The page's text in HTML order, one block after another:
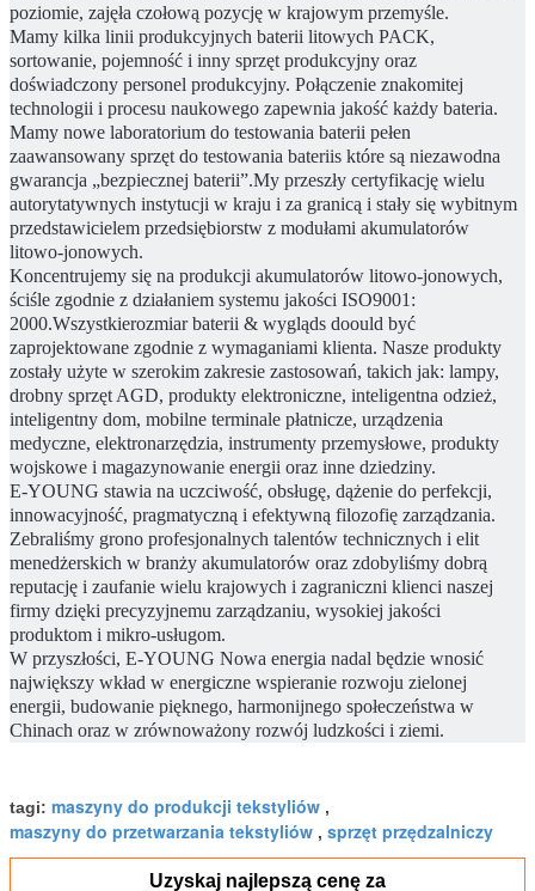
poziomie, zajęła czołową pozycję w krajowym przemyśle.
Mamy kilka linii produkcyjnych baterii litowych PACK,
sortowanie, pojemność i inny sprzęt produkcyjny oraz
doświadczony personel produkcyjny. Połączenie znakomitej
technologii i procesu naukowego zapewnia jakość każdy bateria.
Mamy nowe laboratorium do testowania baterii pełen
zaawansowany sprzęt do testowania bateriis które są niezawodna
gwarancja „bezpiecznej baterii”.My przeszły certyfikację wielu
autorytatywnych instytucji w kraju i za granicą i stały się wybitnym
przedstawicielem przedsiębiorstw z modułami akumulatorów
litowo-jonowych.
Koncentrujemy się na produkcji akumulatorów litowo-jonowych,
ściśle zgodnie z działaniem systemu jakości ISO9001:
2000.Wszystkierozmiar baterii & wygląds doould być
zaprojektowane zgodnie z wymaganiami klienta. Nasze produkty
zostały użyte w szerokim zakresie zastosowań, takich jak: lampy,
drobny sprzęt AGD, produkty elektroniczne, inteligentna odzież,
inteligentny dom, mobilne terminale płatnicze, urządzenia
medyczne, elektronarzędzia, instrumenty przemysłowe, produkty
wojskowe i magazynowanie energii oraz inne dziedziny.
E-YOUNG stawia na uczciwość, obsługę, dążenie do perfekcji,
innowacyjność, pragmatyczną i efektywną filozofię zarządzania.
Zebraliśmy grono profesjonalnych talentów technicznych i elit
menedżerskich w branży akumulatorów oraz zdobyliśmy dobrą
reputację i zaufanie wielu krajowych i zagraniczni klienci naszej
firmy dzięki precyzyjnemu zarządzaniu, wysokiej jakości
produktom i mikro-usługom.
W przyszłości, E-YOUNG Nowa energia nadal będzie wnosić
największy wkład w energiczne wspieranie rozwoju zielonej
energii, budowanie pięknego, harmonijnego społeczeństwa w
Chinach oraz w zrównoważony rozwój ludzkości i ziemi.
tagi: maszyny do produkcji tekstyliów ,
maszyny do przetwarzania tekstyliów , sprzęt przędzalniczy
Uzyskaj najlepszą cenę za